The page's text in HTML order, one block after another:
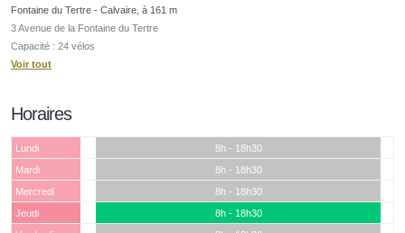
Fontaine du Tertre - Calvaire, à 161 m
3 Avenue de la Fontaine du Tertre
Capacité : 24 vélos
Voir tout
Horaires
Lundi
8h - 18h30
Mardi
8h - 18h30
Mercredi
8h - 18h30
Jeudi
8h - 18h30